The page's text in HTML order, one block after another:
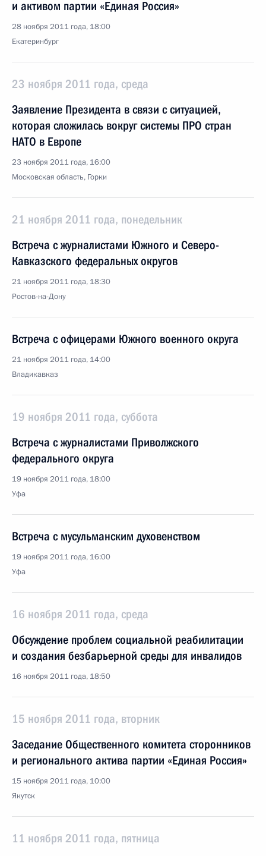
и активом партии «Единая Россия»
28 ноября 2011 года, 18:00
Екатеринбург
23 ноября 2011 года, среда
Заявление Президента в связи с ситуацией,
которая сложилась вокруг системы ПРО стран
НАТО в Европе
23 ноября 2011 года, 16:00
Московская область, Горки
21 ноября 2011 года, понедельник
Встреча с журналистами Южного и Северо-
Кавказского федеральных округов
21 ноября 2011 года, 18:30
Ростов-на-Дону
Встреча с офицерами Южного военного округа
21 ноября 2011 года, 14:00
Владикавказ
19 ноября 2011 года, суббота
Встреча с журналистами Приволжского
федерального округа
19 ноября 2011 года, 18:00
Уфа
Встреча с мусульманским духовенством
19 ноября 2011 года, 16:00
Уфа
16 ноября 2011 года, среда
Обсуждение проблем социальной реабилитации
и создания безбарьерной среды для инвалидов
16 ноября 2011 года, 18:50
15 ноября 2011 года, вторник
Заседание Общественного комитета сторонников
и регионального актива партии «Единая Россия»
15 ноября 2011 года, 10:00
Якутск
11 ноября 2011 года, пятница